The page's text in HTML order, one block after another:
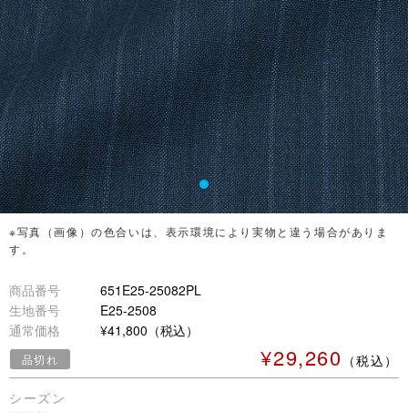
※写真（画像）の色合いは、表示環境により実物と違う場合がありま
す。
商品番号
651E25-25082PL
生地番号
E25-2508
通常価格
¥41,800（税込）
¥29,260 （税込）
品切れ
シーズン